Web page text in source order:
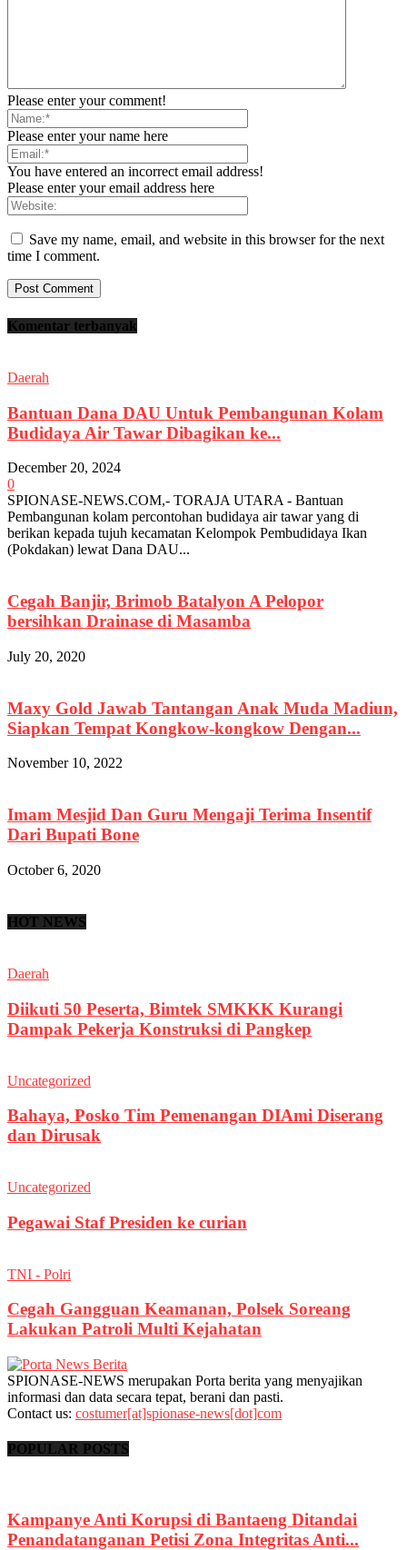
Please enter your comment!
Please enter your name here
You have entered an incorrect email address!
Please enter your email address here
Save my name, email, and website in this browser for the next
time I comment.
Komentar terbanyak
Daerah
Bantuan Dana DAU Untuk Pembangunan Kolam
Budidaya Air Tawar Dibagikan ke...
December 20, 2024
0
SPIONASE-NEWS.COM,- TORAJA UTARA - Bantuan
Pembangunan kolam percontohan budidaya air tawar yang di
berikan kepada tujuh kecamatan Kelompok Pembudidaya Ikan
(Pokdakan) lewat Dana DAU...
Cegah Banjir, Brimob Batalyon A Pelopor
bersihkan Drainase di Masamba
July 20, 2020
Maxy Gold Jawab Tantangan Anak Muda Madiun,
Siapkan Tempat Kongkow-kongkow Dengan...
November 10, 2022
Imam Mesjid Dan Guru Mengaji Terima Insentif
Dari Bupati Bone
October 6, 2020
HOT NEWS
Daerah
Diikuti 50 Peserta, Bimtek SMKKK Kurangi
Dampak Pekerja Konstruksi di Pangkep
Uncategorized
Bahaya, Posko Tim Pemenangan DIAmi Diserang
dan Dirusak
Uncategorized
Pegawai Staf Presiden ke curian
TNI - Polri
Cegah Gangguan Keamanan, Polsek Soreang
Lakukan Patroli Multi Kejahatan
SPIONASE-NEWS merupakan Porta berita yang menyajikan
informasi dan data secara tepat, berani dan pasti.
Contact us: costumer[at]spionase-news[dot]com
POPULAR POSTS
Kampanye Anti Korupsi di Bantaeng Ditandai
Penandatanganan Petisi Zona Integritas Anti...